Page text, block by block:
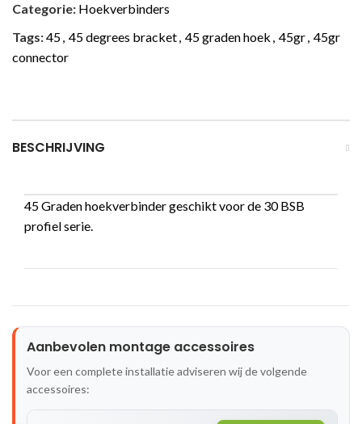
Categorie: Hoekverbinders
Tags:45, 45 degrees bracket, 45 graden hoek , 45gr, 45gr
connector
BESCHRIJVING
45 Graden hoekverbinder geschikt voor de 30 BSB
profiel serie.
Aanbevolen montage accessoires
Voor een complete installatie adviseren wij de volgende
accessoires: